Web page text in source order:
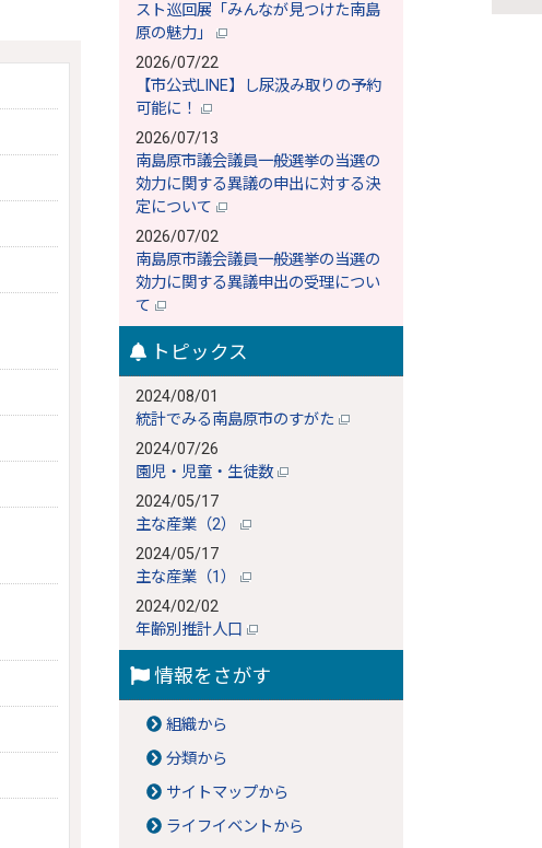
スト巡回展「みんなが見つけた南島
原の魅力」
2026/07/22
【市公式LINE】し尿汲み取りの予約
可能に！
2026/07/13
南島原市議会議員一般選挙の当選の
効力に関する異議の申出に対する決
定について
2026/07/02
南島原市議会議員一般選挙の当選の
効力に関する異議申出の受理につい
て
トピックス
2024/08/01
統計でみる南島原市のすがた
2024/07/26
園児・児童・生徒数
2024/05/17
主な産業（2）
2024/05/17
主な産業（1）
2024/02/02
年齢別推計人口
情報をさがす
組織から
分類から
サイトマップから
ライフイベントから